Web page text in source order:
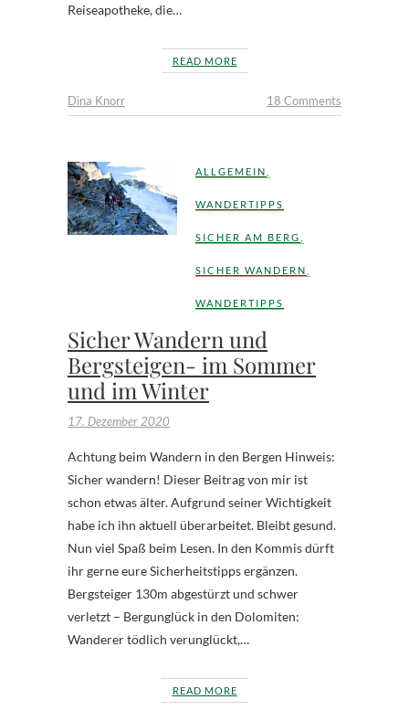
Reiseapotheke, die…
READ MORE
Dina Knorr 18 Comments
ALLGEMEIN
WANDERTIPPS
SICHER AM BERG
SICHER WANDERN
WANDERTIPPS
Sicher Wandern und
Bergsteigen- im Sommer
und im Winter
17. Dezember 2020
Achtung beim Wandern in den Bergen Hinweis:
Sicher wandern! Dieser Beitrag von mir ist
schon etwas älter. Aufgrund seiner Wichtigkeit
habe ich ihn aktuell überarbeitet. Bleibt gesund.
Nun viel Spaß beim Lesen. In den Kommis dürft
ihr gerne eure Sicherheitstipps ergänzen.
Bergsteiger 130m abgestürzt und schwer
verletzt – Bergunglück in den Dolomiten:
Wanderer tödlich verunglückt,…
READ MORE